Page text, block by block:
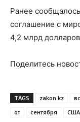
Ранее
соглашение с
4,2 млрд
Поделитесь
TAGS zakon.kz
от
сентября США